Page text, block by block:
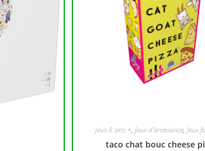
jeux 8 ans +, Jeux d'ambiance, Jeux
taco chat bouc cheese